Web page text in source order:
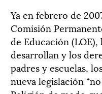
Ya en febrero de
Comisión
de Educación (LOE),
desarrollan y los
padres y escuelas,
nueva legislación